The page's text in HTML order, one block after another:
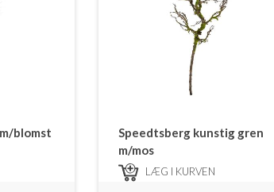
blomst
Speedtsberg kunstig gren
m/mos
LÆG I KURVEN